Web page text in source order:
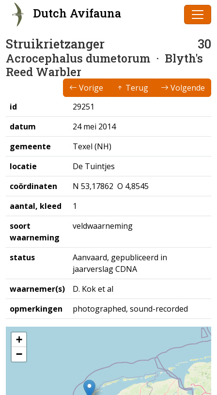
Dutch Avifauna
Struikrietzanger 30
Acrocephalus dumetorum · Blyth's
Reed Warbler
Vorige Terug
Volgende
id
29251
datum
24 mei 2014
gemeente
Texel (NH)
locatie
De Tuintjes
coördinaten
N 53,17862 O 4,8545
aantal, kleed
1
soort
waarneming
veldwaarneming
status
Aanvaard, gepubliceerd in
jaarverslag CDNA
waarnemer(s)
D. Kok et al
opmerkingen
photographed, sound-recorded
+
−